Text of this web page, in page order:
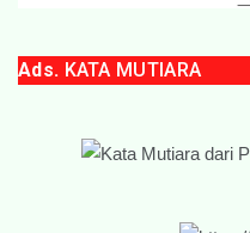
Ads. KATA MUTIARA